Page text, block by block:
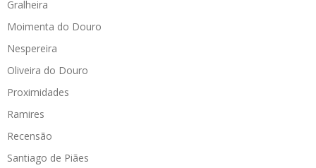
Gralheira
Moimenta do Douro
Nespereira
Oliveira do Douro
Proximidades
Ramires
Recensão
Santiago de Piães